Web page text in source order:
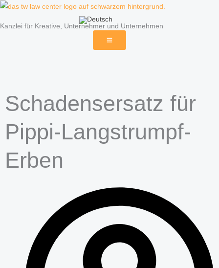
Zum
springen
Kanzlei für Kreative, Unternehmer und Unternehmen
Schadensersatz für
Pippi-Langstrumpf-
Erben